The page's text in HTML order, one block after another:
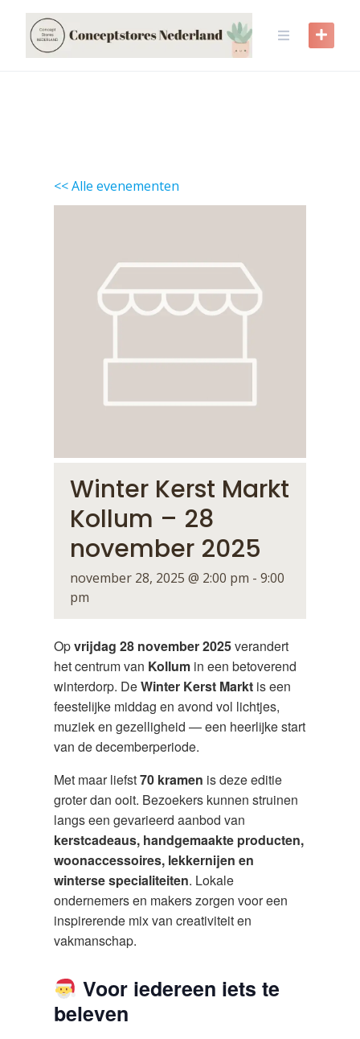
content
<< Alle evenementen
Winter Kerst Markt
Kollum – 28
november 2025
november 28, 2025 @ 2:00 pm - 9:00
pm
Opvrijdag 28 november 2025verandert
het centrum van Kollum in een betoverend
winterdorp. DeWinter Kerst Markt is een
feestelijke middag en avond vol lichtjes,
muziek en gezelligheid — een heerlijke start
van de decemberperiode.
Met maar liefst70 kramen is deze editie
groter dan ooit. Bezoekers kunnen struinen
langs een gevarieerd aanbod van
kerstcadeaus, handgemaakte producten,
woonaccessoires, lekkernijen en
winterse specialiteiten. Lokale
ondernemers en makers zorgen voor een
inspirerende mix van creativiteit en
vakmanschap.
Voor iedereen iets te
beleven